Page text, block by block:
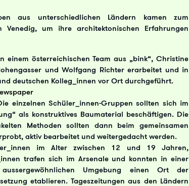
aus unterschiedlichen Ländern kamen zum
Venedig, um ihre architektonischen Erfahrungen
einem österreichischen Team aus „bink“, Christine
und Wolfgang Richter erarbeitet und in
deutschen Kolleg_innen vor Ort durchgeführt.
einzelnen Schüler_innen-Gruppen sollten sich im
als konstruktives Baumaterial beschäftigen. Die
Methoden sollten dann beim gemeinsamen
aktiv bearbeitet und weitergedacht werden.
im Alter zwischen 12 und 19 Jahren,
trafen sich im Arsenale und konnten in einer
Umgebung einen Ort der
etablieren. Tageszeitungen aus den Ländern